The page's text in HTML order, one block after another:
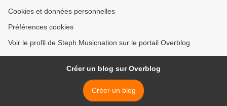
Cookies et données personnelles
Préférences cookies
Voir le profil de Steph Musicnation sur le portail Overblog
Créer un blog sur Overblog
Créer un blog